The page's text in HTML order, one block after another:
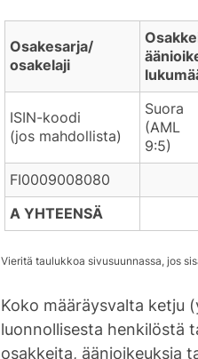
Osakesarja/
osakelaji
ISIN-koodi
(jos mahdollista)
Suora
(AML
9:5)
FI0009008080
A YHTEENSÄ
Koko määräysvalta ketju
luonnollisesta henkilöstä
osakkeita, äänioikeuksia